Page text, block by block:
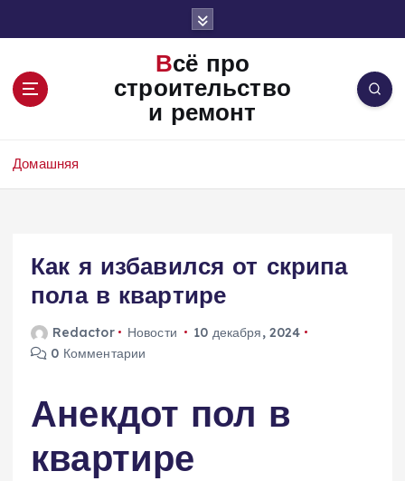
Всё про
строительство
и ремонт
Домашняя
Как я избавился от скрипа
пола в квартире
Redactor Новости
10 декабря, 2024
0 Комментарии
Анекдот пол в
квартире